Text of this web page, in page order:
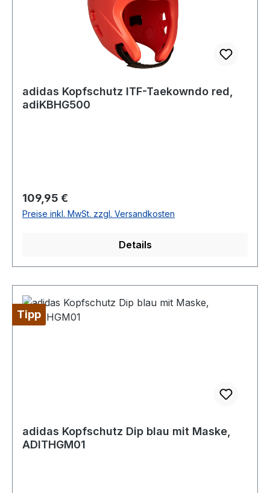
adidas Kopfschutz ITF-Taekowndo red,
adiKBHG500
Regulärer Preis:
109,95 €
Preise inkl. MwSt. zzgl. Versandkosten
Details
Tipp
adidas Kopfschutz Dip blau mit Maske,
ADITHGM01